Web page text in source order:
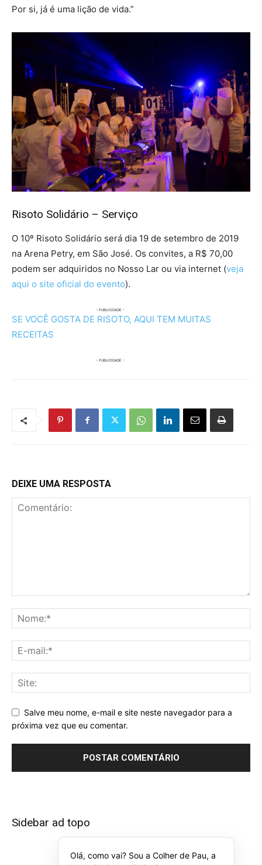
Por si, já é uma lição de vida.”
Risoto Solidário – Serviço
O 10º Risoto Solidário será dia 19 de setembro de 2019
na Arena Petry, em São José. Os convites, a R$ 70,00
podem ser adquiridos no Nosso Lar ou via internet (veja
aqui o site oficial do evento).
SE VOCÊ GOSTA DE RISOTO, AQUI TEM MUITAS
RECEITAS
DEIXE UMA RESPOSTA
Salve meu nome, e-mail e site neste navegador para a
próxima vez que eu comentar.
Sidebar ad topo
Olá, como vai? Sou a Colher de Pau, a